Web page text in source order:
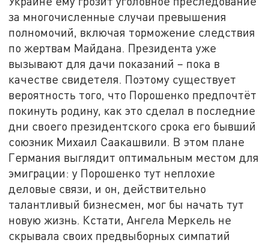
за многочисленные случаи превышения
полномочий, включая торможение следствия
по жертвам Майдана. Президента уже
вызывают для дачи показаний – пока в
качестве свидетеля. Поэтому существует
вероятность того, что Порошенко предпочтёт
покинуть родину, как это сделал в последние
дни своего президентского срока его бывший
союзник Михаил Саакашвили. В этом плане
Германия выглядит оптимальным местом для
эмиграции: у Порошенко тут неплохие
деловые связи, и он, действительно
талантливый бизнесмен, мог бы начать тут
новую жизнь. Кстати, Ангела Меркель не
скрывала своих предвыборных симпатий